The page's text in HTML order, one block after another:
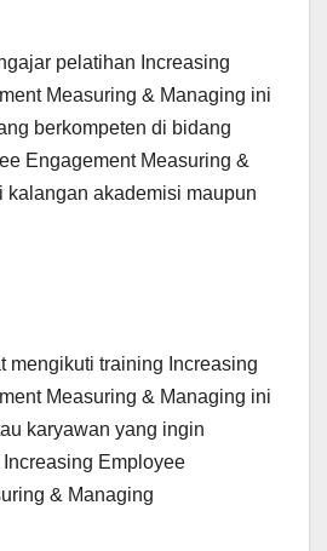
pelatihan Increasing
Measuring & Managing ini
berkompeten di bidang
Engagement Measuring &
kalangan akademisi maupun
mengikuti training Increasing
Measuring & Managing ini
karyawan yang ingin
Employee
& Managing